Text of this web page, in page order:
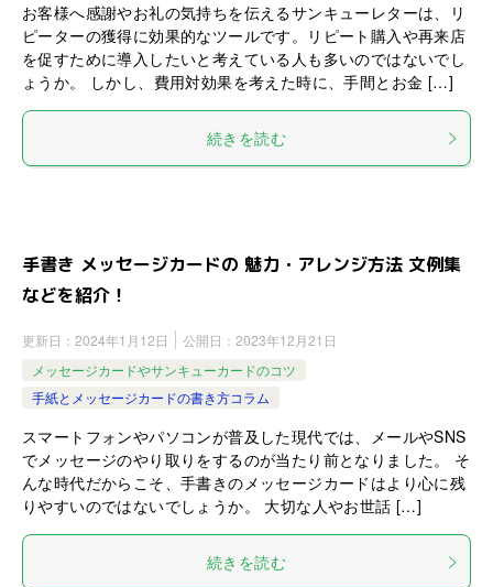
お客様へ感謝やお礼の気持ちを伝えるサンキューレターは、リ
ピーターの獲得に効果的なツールです。リピート購入や再来店
を促すために導入したいと考えている人も多いのではないでし
ょうか。 しかし、費用対効果を考えた時に、手間とお金 […]
続きを読む
手書き メッセージカードの 魅力・アレンジ方法 文例集
などを紹介！
更新日： 2024年1月12日 公開日： 2023年12月21日
メッセージカードやサンキューカードのコツ
手紙とメッセージカードの書き方コラム
スマートフォンやパソコンが普及した現代では、メールやSNS
でメッセージのやり取りをするのが当たり前となりました。 そ
んな時代だからこそ、手書きのメッセージカードはより心に残
りやすいのではないでしょうか。 大切な人やお世話 […]
続きを読む